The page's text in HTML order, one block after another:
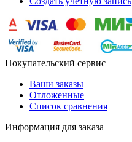
Покупательский сервис
Ваши заказы
Отложенные
Список сравнения
Информация для заказа